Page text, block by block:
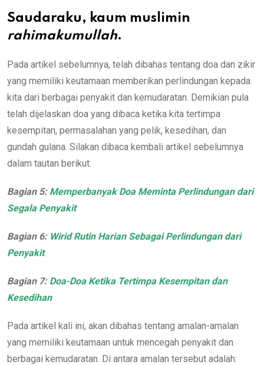
Saudaraku, kaum muslimin
rahimakumullah.
Pada artikel sebelumnya, telah dibahas tentang doa dan zikir
yang memiliki keutamaan memberikan perlindungan kepada
kita dari berbagai penyakit dan kemudaratan. Demikian pula
telah dijelaskan doa yang dibaca ketika kita tertimpa
kesempitan, permasalahan yang pelik, kesedihan, dan
gundah gulana. Silakan dibaca kembali artikel sebelumnya
dalam tautan berikut:
Bagian 5: Memperbanyak Doa Meminta Perlindungan dari
Segala Penyakit
Bagian 6: Wirid Rutin Harian Sebagai Perlindungan dari
Penyakit
Bagian 7: Doa-Doa Ketika Tertimpa Kesempitan dan
Kesedihan
Pada artikel kali ini, akan dibahas tentang amalan-amalan
yang memiliki keutamaan untuk mencegah penyakit dan
berbagai kemudaratan. Di antara amalan tersebut adalah: